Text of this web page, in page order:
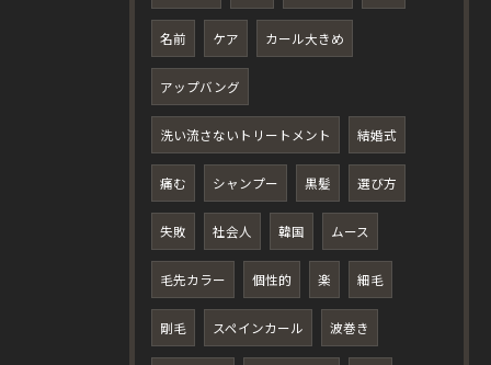
名前 ケア カール大きめ
アップバング
洗い流さないトリートメント 結婚式
痛む シャンプー 黒髪 選び方
失敗 社会人 韓国 ムース
毛先カラー 個性的 楽 細毛
剛毛 スペインカール 波巻き